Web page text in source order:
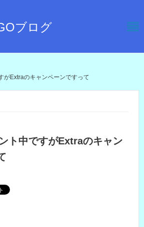
ブログ
がExtraのキャンペーンですって
ト中ですがExtraのキャン